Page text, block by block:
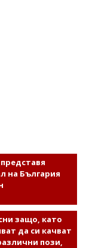
представя
на България
защо, като
да си качват
пози,